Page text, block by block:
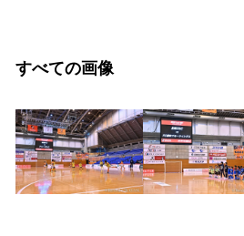
すべての画像